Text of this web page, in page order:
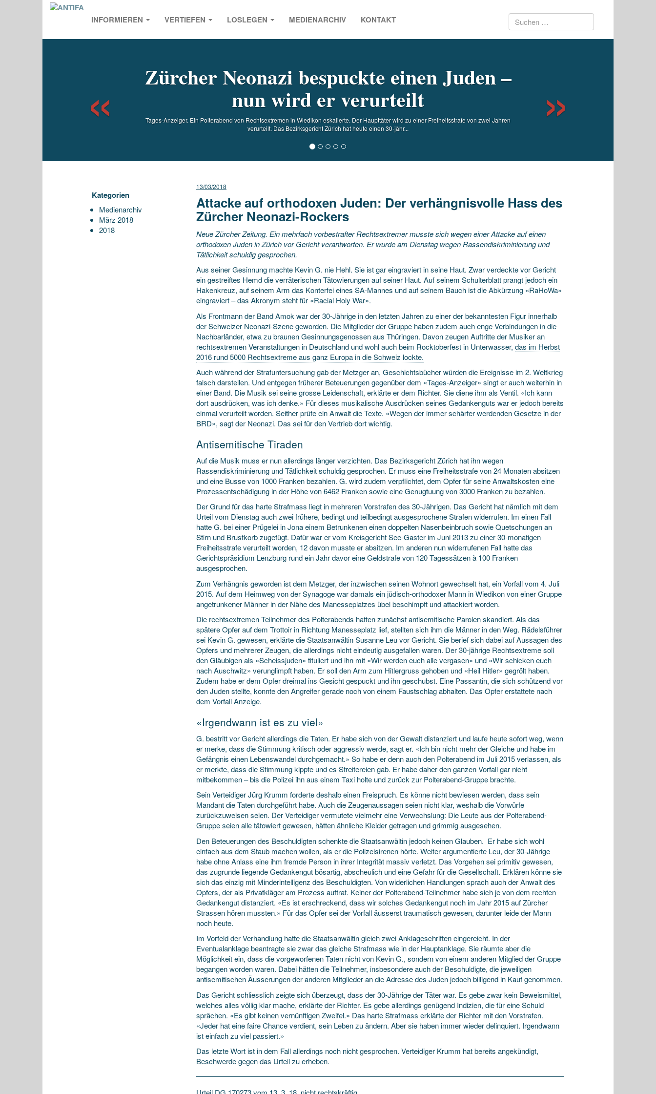
INFORMIEREN VERTIEFEN LOSLEGEN MEDIENARCHIV KONTAKT Suchen
Zürcher Neonazi bespuckte einen Juden –
nun wird er verurteilt
Tages-Anzeiger. Ein Polterabend von Rechtsextremen in Wiedikon eskalierte. Der Haupttäter wird zu einer Freiheitsstrafe von zwei Jahren
verurteilt. Das Bezirksgericht Zürich hat heute einen 30-jähr...
Previous
Kategorien
Medienarchiv
März 2018
2018
13/03/2018
Attacke auf orthodoxen Juden: Der verhängnisvolle Hass des
Zürcher Neonazi-Rockers
Neue Zürcher Zeitung. Ein mehrfach vorbestrafter Rechtsextremer musste sich wegen einer Attacke auf einen
orthodoxen Juden in Zürich vor Gericht verantworten. Er wurde am Dienstag wegen Rassendiskriminierung und
Tätlichkeit schuldig gesprochen.
Aus seiner Gesinnung machte Kevin G. nie Hehl. Sie ist gar eingraviert in seine Haut. Zwar verdeckte vor Gericht
ein gestreiftes Hemd die verräterischen Tätowierungen auf seiner Haut. Auf seinem Schulterblatt prangt jedoch ein
Hakenkreuz, auf seinem Arm das Konterfei eines SA-Mannes und auf seinem Bauch ist die Abkürzung «RaHoWa»
eingraviert – das Akronym steht für «Racial Holy War».
Als Frontmann der Band Amok war der 30-Jährige in den letzten Jahren zu einer der bekanntesten Figur innerhalb
der Schweizer Neonazi-Szene geworden. Die Mitglieder der Gruppe haben zudem auch enge Verbindungen in die
Nachbarländer, etwa zu braunen Gesinnungsgenossen aus Thüringen. Davon zeugen Auftritte der Musiker an
rechtsextremen Veranstaltungen in Deutschland und wohl auch beim Rocktoberfest in Unterwasser, das im Herbst
2016 rund 5000 Rechtsextreme aus ganz Europa in die Schweiz lockte.
Auch während der Strafuntersuchung gab der Metzger an, Geschichtsbücher würden die Ereignisse im 2. Weltkrieg
falsch darstellen. Und entgegen früherer Beteuerungen gegenüber dem «Tages-Anzeiger» singt er auch weiterhin in
einer Band. Die Musik sei seine grosse Leidenschaft, erklärte er dem Richter. Sie diene ihm als Ventil. «Ich kann
dort ausdrücken, was ich denke.» Für dieses musikalische Ausdrücken seines Gedankenguts war er jedoch bereits
einmal verurteilt worden. Seither prüfe ein Anwalt die Texte. «Wegen der immer schärfer werdenden Gesetze in der
BRD», sagt der Neonazi. Das sei für den Vertrieb dort wichtig.
Antisemitische Tiraden
Auf die Musik muss er nun allerdings länger verzichten. Das Bezirksgericht Zürich hat ihn wegen
Rassendiskriminierung und Tätlichkeit schuldig gesprochen. Er muss eine Freiheitsstrafe von 24 Monaten absitzen
und eine Busse von 1000 Franken bezahlen. G. wird zudem verpflichtet, dem Opfer für seine Anwaltskosten eine
Prozessentschädigung in der Höhe von 6462 Franken sowie eine Genugtuung von 3000 Franken zu bezahlen.
Der Grund für das harte Strafmass liegt in mehreren Vorstrafen des 30-Jährigen. Das Gericht hat nämlich mit dem
Urteil vom Dienstag auch zwei frühere, bedingt und teilbedingt ausgesprochene Strafen widerrufen. Im einen Fall
hatte G. bei einer Prügelei in Jona einem Betrunkenen einen doppelten Nasenbeinbruch sowie Quetschungen an
Stirn und Brustkorb zugefügt. Dafür war er vom Kreisgericht See-Gaster im Juni 2013 zu einer 30-monatigen
Freiheitsstrafe verurteilt worden, 12 davon musste er absitzen. Im anderen nun widerrufenen Fall hatte das
Gerichtspräsidium Lenzburg rund ein Jahr davor eine Geldstrafe von 120 Tagessätzen à 100 Franken
ausgesprochen.
Zum Verhängnis geworden ist dem Metzger, der inzwischen seinen Wohnort gewechselt hat, ein Vorfall vom 4. Juli
2015. Auf dem Heimweg von der Synagoge war damals ein jüdisch-orthodoxer Mann in Wiedikon von einer Gruppe
angetrunkener Männer in der Nähe des Manesseplatzes übel beschimpft und attackiert worden.
Die rechtsextremen Teilnehmer des Polterabends hatten zunächst antisemitische Parolen skandiert. Als das
spätere Opfer auf dem Trottoir in Richtung Manesseplatz lief, stellten sich ihm die Männer in den Weg. Rädelsführer
sei Kevin G. gewesen, erklärte die Staatsanwältin Susanne Leu vor Gericht. Sie berief sich dabei auf Aussagen des
Opfers und mehrerer Zeugen, die allerdings nicht eindeutig ausgefallen waren. Der 30-jährige Rechtsextreme soll
den Gläubigen als «Scheissjuden» tituliert und ihn mit «Wir werden euch alle vergasen» und «Wir schicken euch
nach Auschwitz» verunglimpft haben. Er soll den Arm zum Hitlergruss gehoben und «Heil Hitler» gegrölt haben.
Zudem habe er dem Opfer dreimal ins Gesicht gespuckt und ihn geschubst. Eine Passantin, die sich schützend vor
den Juden stellte, konnte den Angreifer gerade noch von einem Faustschlag abhalten. Das Opfer erstattete nach
dem Vorfall Anzeige.
«Irgendwann ist es zu viel»
G. bestritt vor Gericht allerdings die Taten. Er habe sich von der Gewalt distanziert und laufe heute sofort weg, wenn
er merke, dass die Stimmung kritisch oder aggressiv werde, sagt er. «Ich bin nicht mehr der Gleiche und habe im
Gefängnis einen Lebenswandel durchgemacht.» So habe er denn auch den Polterabend im Juli 2015 verlassen, als
er merkte, dass die Stimmung kippte und es Streitereien gab. Er habe daher den ganzen Vorfall gar nicht
mitbekommen – bis die Polizei ihn aus einem Taxi holte und zurück zur Polterabend-Gruppe brachte.
Sein Verteidiger Jürg Krumm forderte deshalb einen Freispruch. Es könne nicht bewiesen werden, dass sein
Mandant die Taten durchgeführt habe. Auch die Zeugenaussagen seien nicht klar, weshalb die Vorwürfe
zurückzuweisen seien. Der Verteidiger vermutete vielmehr eine Verwechslung: Die Leute aus der Polterabend-
Gruppe seien alle tätowiert gewesen, hätten ähnliche Kleider getragen und grimmig ausgesehen.
Den Beteuerungen des Beschuldigten schenkte die Staatsanwältin jedoch keinen Glauben. Er habe sich wohl
einfach aus dem Staub machen wollen, als er die Polizeisirenen hörte. Weiter argumentierte Leu, der 30-Jährige
habe ohne Anlass eine ihm fremde Person in ihrer Integrität massiv verletzt. Das Vorgehen sei primitiv gewesen,
das zugrunde liegende Gedankengut bösartig, abscheulich und eine Gefahr für die Gesellschaft. Erklären könne sie
sich das einzig mit Minderintelligenz des Beschuldigten. Von widerlichen Handlungen sprach auch der Anwalt des
Opfers, der als Privatkläger am Prozess auftrat. Keiner der Polterabend-Teilnehmer habe sich je von dem rechten
Gedankengut distanziert. «Es ist erschreckend, dass wir solches Gedankengut noch im Jahr 2015 auf Zürcher
Strassen hören mussten.» Für das Opfer sei der Vorfall äusserst traumatisch gewesen, darunter leide der Mann
noch heute.
Im Vorfeld der Verhandlung hatte die Staatsanwältin gleich zwei Anklageschriften eingereicht. In der
Eventualanklage beantragte sie zwar das gleiche Strafmass wie in der Hauptanklage. Sie räumte aber die
Möglichkeit ein, dass die vorgeworfenen Taten nicht von Kevin G., sondern von einem anderen Mitglied der Gruppe
begangen worden waren. Dabei hätten die Teilnehmer, insbesondere auch der Beschuldigte, die jeweiligen
antisemitischen Äusserungen der anderen Mitglieder an die Adresse des Juden jedoch billigend in Kauf genommen.
Das Gericht schliesslich zeigte sich überzeugt, dass der 30-Jährige der Täter war. Es gebe zwar kein Beweismittel,
welches alles völlig klar mache, erklärte der Richter. Es gebe allerdings genügend Indizien, die für eine Schuld
sprächen. «Es gibt keinen vernünftigen Zweifel.» Das harte Strafmass erklärte der Richter mit den Vorstrafen.
«Jeder hat eine faire Chance verdient, sein Leben zu ändern. Aber sie haben immer wieder delinquiert. Irgendwann
ist einfach zu viel passiert.»
Das letzte Wort ist in dem Fall allerdings noch nicht gesprochen. Verteidiger Krumm hat bereits angekündigt,
Beschwerde gegen das Urteil zu erheben.